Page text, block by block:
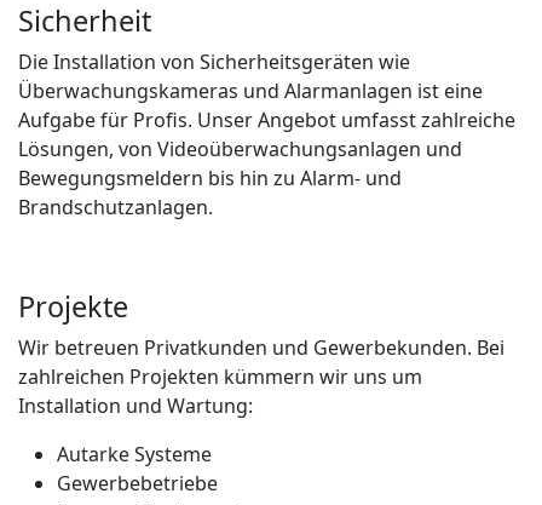
Sicherheit
Die Installation von Sicherheitsgeräten wie
Überwachungskameras und Alarmanlagen ist eine
Aufgabe für Profis. Unser Angebot umfasst zahlreiche
Lösungen, von Videoüberwachungsanlagen und
Bewegungsmeldern bis hin zu Alarm- und
Brandschutzanlagen.
Projekte
Wir betreuen Privatkunden und Gewerbekunden. Bei
zahlreichen Projekten kümmern wir uns um
Installation und Wartung:
Autarke Systeme
Gewerbebetriebe